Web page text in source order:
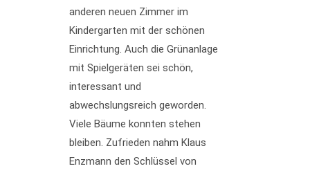
anderen neuen Zimmer im
Kindergarten mit der schönen
Einrichtung. Auch die Grünanlage
mit Spielgeräten sei schön,
interessant und
abwechslungsreich geworden.
Viele Bäume konnten stehen
bleiben. Zufrieden nahm Klaus
Enzmann den Schlüssel von